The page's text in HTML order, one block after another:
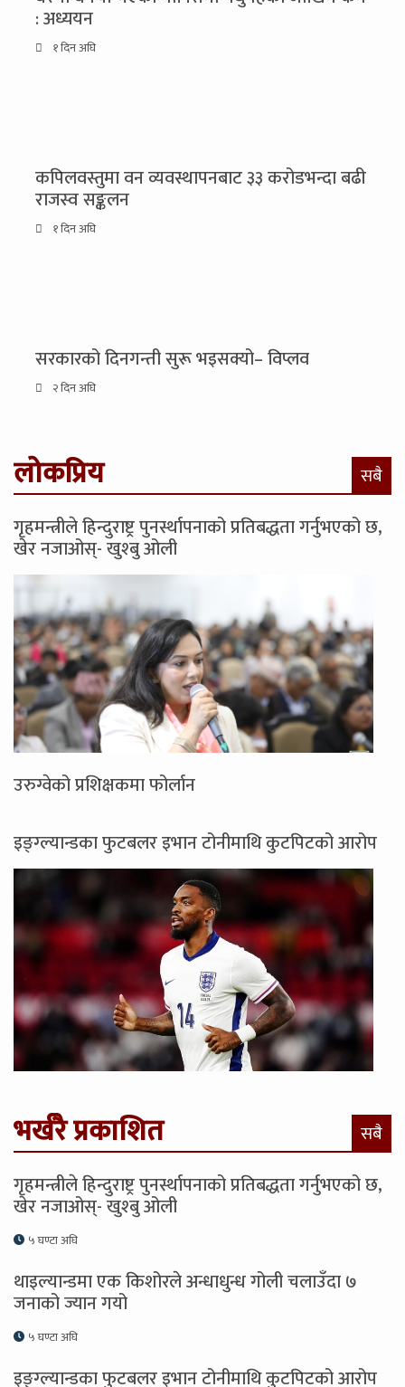
: अध्ययन
१ दिन अघि
कपिलवस्तुमा वन व्यवस्थापनबाट ३३ करोडभन्दा बढी
राजस्व सङ्कलन
१ दिन अघि
सरकारको दिनगन्ती सुरू भइसक्यो– विप्लव
२ दिन अघि
लोकप्रिय सबै
गृहमन्त्रीले हिन्दुराष्ट्र पुनर्स्थापनाको प्रतिबद्धता गर्नुभएको छ,
खेर नजाओस्- खुश्बु ओली
उरुग्वेको प्रशिक्षकमा फोर्लान
इङ्ग्ल्यान्डका फुटबलर इभान टोनीमाथि कुटपिटको आरोप
भर्खरै प्रकाशित सबै
गृहमन्त्रीले हिन्दुराष्ट्र पुनर्स्थापनाको प्रतिबद्धता गर्नुभएको छ,
खेर नजाओस्- खुश्बु ओली
५ घण्टा अघि
थाइल्यान्डमा एक किशोरले अन्धाधुन्ध गोली चलाउँदा ७
जनाको ज्यान गयो
५ घण्टा अघि
इङ्ग्ल्यान्डका फुटबलर इभान टोनीमाथि कुटपिटको आरोप